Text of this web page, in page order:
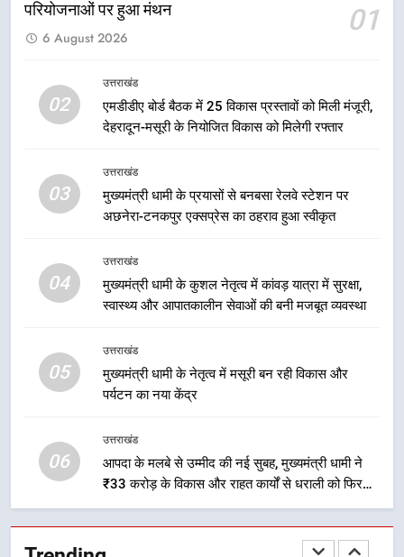
परियोजनाओं पर हुआ मंथन
01
6 August 2026
02
उत्तराखंड
एमडीडीए बोर्ड बैठक में 25 विकास प्रस्तावों को मिली मंजूरी,
देहरादून-मसूरी के नियोजित विकास को मिलेगी रफ्तार
03
उत्तराखंड
मुख्यमंत्री धामी के प्रयासों से बनबसा रेलवे स्टेशन पर
अछनेरा-टनकपुर एक्सप्रेस का ठहराव हुआ स्वीकृत
04
उत्तराखंड
मुख्यमंत्री धामी के कुशल नेतृत्व में कांवड़ यात्रा में सुरक्षा,
स्वास्थ्य और आपातकालीन सेवाओं की बनी मजबूत व्यवस्था
05
उत्तराखंड
मुख्यमंत्री धामी के नेतृत्व में मसूरी बन रही विकास और
पर्यटन का नया केंद्र
06
उत्तराखंड
आपदा के मलबे से उम्मीद की नई सुबह, मुख्यमंत्री धामी ने
₹33 करोड़ के विकास और राहत कार्यों से धराली को फिर
खड़ा कर बनाया भरोसे का प्रतीक
8
हुआ मंथन
उत्तराखंड
एमडीडीए बोर्ड बैठक में 25 विकास प्रस्तावों
को मिली मंजूरी, देहरादून-मसूरी के
3
मुख्यमंत्री धामी के प्रयासों से बनबसा रेलवे
यात्रा में सुरक्षा, स्वास्थ्य और आपातकालीन